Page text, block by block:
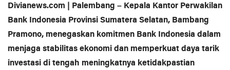
Divianews.com | Palembang – Kepala Kantor Perwakilan
Bank Indonesia Provinsi Sumatera Selatan, Bambang
Pramono, menegaskan komitmen Bank Indonesia dalam
menjaga stabilitas ekonomi dan memperkuat daya tarik
investasi di tengah meningkatnya ketidakpastian